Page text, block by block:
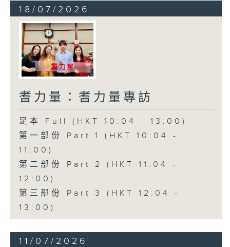
18/07/2026
耆力量：耆力量專訪
足本 Full (HKT 10:04 - 13:00)
第一部份 Part 1 (HKT 10:04 -
11:00)
第二部份 Part 2 (HKT 11:04 -
12:00)
第三部份 Part 3 (HKT 12:04 -
13:00)
11/07/2026